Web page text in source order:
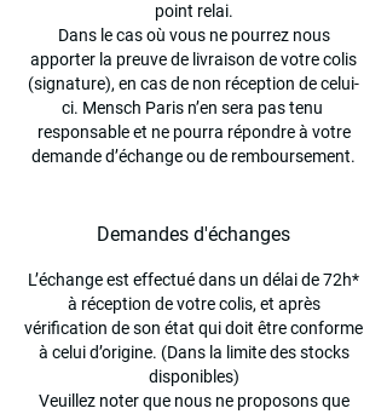
point relai.
Dans le cas où vous ne pourrez nous
apporter la preuve de livraison de votre colis
(signature), en cas de non réception de celui-
ci. Mensch Paris n’en sera pas tenu
responsable et ne pourra répondre à votre
demande d’échange ou de remboursement.
Demandes d'échanges
L’échange est effectué dans un délai de 72h*
à réception de votre colis, et après
vérification de son état qui doit être conforme
à celui d’origine. (Dans la limite des stocks
disponibles)
Veuillez noter que nous ne proposons que